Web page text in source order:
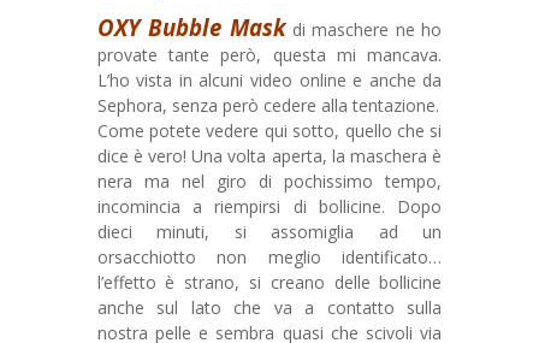
OXY Bubble Maskdi maschere ne ho
provate tante però, questa mi mancava.
L’ho vista in alcuni video online e anche da
Sephora, senza però cedere alla tentazione.
Come potete vedere qui sotto, quello che si
dice è vero! Una volta aperta, la maschera è
nera ma nel giro di pochissimo tempo,
incomincia a riempirsi di bollicine. Dopo
dieci minuti, si assomiglia ad un
orsacchiotto non meglio identificato…
l’effetto è strano, si creano delle bollicine
anche sul lato che va a contatto sulla
nostra pelle e sembra quasi che scivoli via